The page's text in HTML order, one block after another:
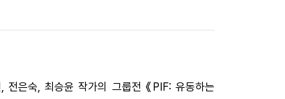
은숙, 최승윤 작가의 그룹전 《PIF: 유동하는